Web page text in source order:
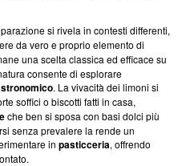
si rivela in contesti differenti,
da vero e proprio elemento di
una scelta classica ed efficace su
consente di esplorare
. La vivacità dei limoni si
soffici o biscotti fatti in casa,
che ben si sposa con basi dolci più
senza prevalere la rende un
in pasticceria, offrendo